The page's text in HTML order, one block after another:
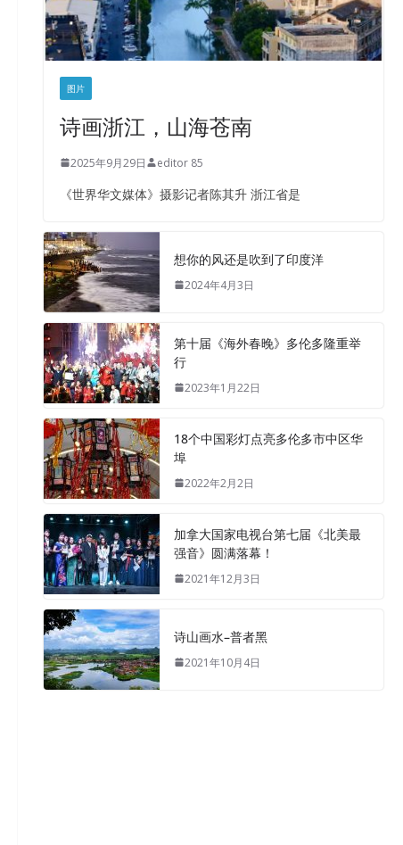
图片
诗画浙江，山海苍南
2025年9月29日 editor 85
《世界华文媒体》摄影记者陈其升 浙江省是
想你的风还是吹到了印度洋
2024年4月3日
第十届《海外春晚》多伦多隆重举
行
2023年1月22日
18个中国彩灯点亮多伦多市中区华
埠
2022年2月2日
加拿大国家电视台第七届《北美最
强音》圆满落幕！
2021年12月3日
诗山画水–普者黑
2021年10月4日